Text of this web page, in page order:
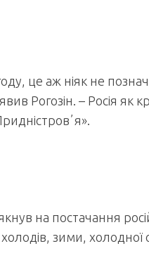
це аж ніяк не
Рогозін. – Росія як
на постачання
зими, холодної